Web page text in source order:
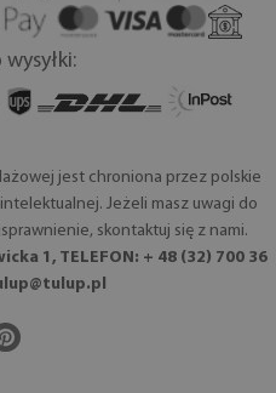
jest chroniona przez polskie
Jeżeli masz uwagi do
skontaktuj się z nami.
1, TELEFON: + 48 (32) 700 36